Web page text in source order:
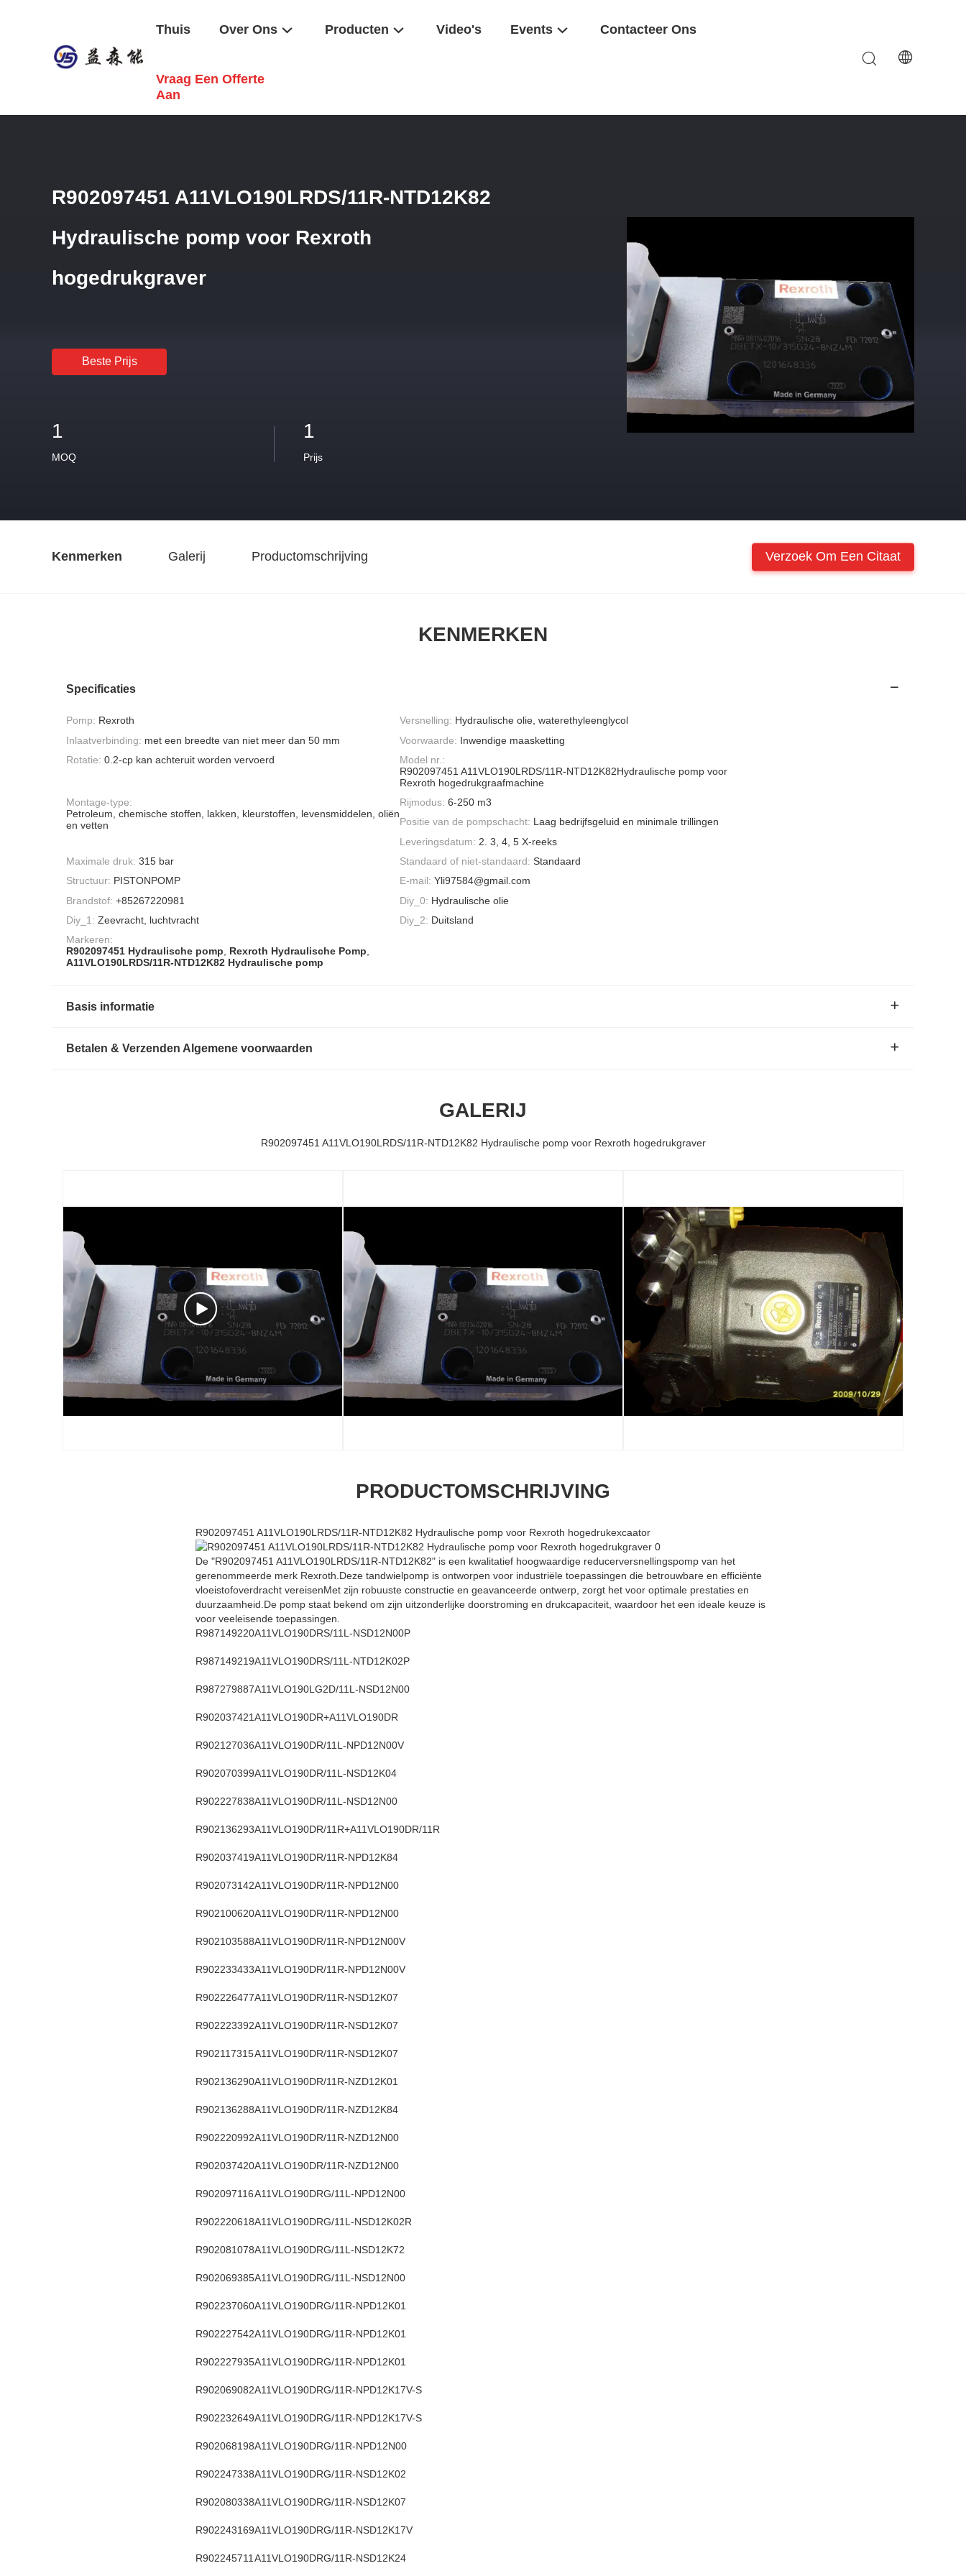
Thuis Over Ons Producten Video's Events Contacteer Ons
Vraag Een Offerte
Aan
Rexroth Hydraulische Klep
R902097451 A11VLO190LRDS/11R-NTD12K82
Hydraulische pomp voor Rexroth
hogedrukgraver
Beste Prijs
1
MOQ
1
Prijs
Kenmerken Galerij Productomschrijving Verzoek Om Een Citaat
KENMERKEN
Specificaties
Pomp: Rexroth Versnelling: Hydraulische olie, waterethyleenglycol
Inlaatverbinding: met een breedte van niet meer dan 50 mm Voorwaarde: Inwendige maasketting
Rotatie: 0.2-cp kan achteruit worden vervoerd
Model nr.:
R902097451 A11VLO190LRDS/11R-NTD12K82Hydraulische pomp voor
Rexroth hogedrukgraafmachine
Montage-type:
Petroleum, chemische stoffen, lakken, kleurstoffen, levensmiddelen, oliën
en vetten
Rijmodus: 6-250 m3
Positie van de pompschacht: Laag bedrijfsgeluid en minimale trillingen
Leveringsdatum: 2. 3, 4, 5 X-reeks
Maximale druk: 315 bar Standaard of niet-standaard: Standaard
Structuur: PISTONPOMP E-mail: Yli97584@gmail.com
Brandstof: +85267220981 Diy_0: Hydraulische olie
Diy_1: Zeevracht, luchtvracht Diy_2: Duitsland
Markeren:
R902097451 Hydraulische pomp, Rexroth Hydraulische Pomp,
A11VLO190LRDS/11R-NTD12K82 Hydraulische pomp
Basis informatie
Betalen & Verzenden Algemene voorwaarden
GALERIJ
R902097451 A11VLO190LRDS/11R-NTD12K82 Hydraulische pomp voor Rexroth hogedrukgraver
PRODUCTOMSCHRIJVING
R902097451 A11VLO190LRDS/11R-NTD12K82 Hydraulische pomp voor Rexroth hogedrukexcaator
De "R902097451 A11VLO190LRDS/11R-NTD12K82" is een kwalitatief hoogwaardige reducerversnellingspomp van het
gerenommeerde merk Rexroth.Deze tandwielpomp is ontworpen voor industriële toepassingen die betrouwbare en efficiënte
vloeistofoverdracht vereisenMet zijn robuuste constructie en geavanceerde ontwerp, zorgt het voor optimale prestaties en
duurzaamheid.De pomp staat bekend om zijn uitzonderlijke doorstroming en drukcapaciteit, waardoor het een ideale keuze is
voor veeleisende toepassingen.
R987149220A11VLO190DRS/11L-NSD12N00P
R987149219A11VLO190DRS/11L-NTD12K02P
R987279887A11VLO190LG2D/11L-NSD12N00
R902037421A11VLO190DR+A11VLO190DR
R902127036A11VLO190DR/11L-NPD12N00V
R902070399A11VLO190DR/11L-NSD12K04
R902227838A11VLO190DR/11L-NSD12N00
R902136293A11VLO190DR/11R+A11VLO190DR/11R
R902037419A11VLO190DR/11R-NPD12K84
R902073142A11VLO190DR/11R-NPD12N00
R902100620A11VLO190DR/11R-NPD12N00
R902103588A11VLO190DR/11R-NPD12N00V
R902233433A11VLO190DR/11R-NPD12N00V
R902226477A11VLO190DR/11R-NSD12K07
R902223392A11VLO190DR/11R-NSD12K07
R902117315A11VLO190DR/11R-NSD12K07
R902136290A11VLO190DR/11R-NZD12K01
R902136288A11VLO190DR/11R-NZD12K84
R902220992A11VLO190DR/11R-NZD12N00
R902037420A11VLO190DR/11R-NZD12N00
R902097116A11VLO190DRG/11L-NPD12N00
R902220618A11VLO190DRG/11L-NSD12K02R
R902081078A11VLO190DRG/11L-NSD12K72
R902069385A11VLO190DRG/11L-NSD12N00
R902237060A11VLO190DRG/11R-NPD12K01
R902227542A11VLO190DRG/11R-NPD12K01
R902227935A11VLO190DRG/11R-NPD12K01
R902069082A11VLO190DRG/11R-NPD12K17V-S
R902232649A11VLO190DRG/11R-NPD12K17V-S
R902068198A11VLO190DRG/11R-NPD12N00
R902247338A11VLO190DRG/11R-NSD12K02
R902080338A11VLO190DRG/11R-NSD12K07
R902243169A11VLO190DRG/11R-NSD12K17V
R902245711A11VLO190DRG/11R-NSD12K24